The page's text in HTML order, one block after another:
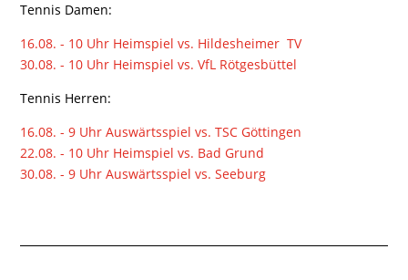
Tennis Damen:
16.08. - 10 Uhr Heimspiel vs. Hildesheimer TV
30.08. - 10 Uhr Heimspiel vs. VfL Rötgesbüttel
Tennis Herren:
16.08. - 9 Uhr Auswärtsspiel vs. TSC Göttingen
22.08. - 10 Uhr Heimspiel vs. Bad Grund
30.08. - 9 Uhr Auswärtsspiel vs. Seeburg